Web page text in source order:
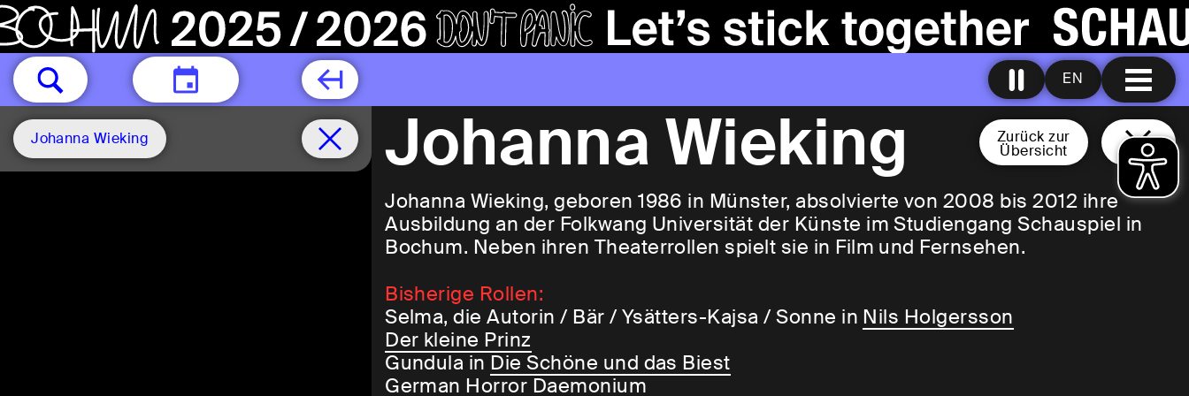
EN
HEUTE
Johanna Wieking Zurück zur
Übersicht
Johanna Wieking
Johanna Wieking, geboren 1986 in Münster, absolvierte von 2008 bis 2012 ihre
Ausbildung an der Folkwang Universität der Künste im Studiengang Schauspiel in
Bochum. Neben ihren Theaterrollen spielt sie in Film und Fernsehen.
Bisherige Rollen:
Selma, die Autorin / Bär / Ysätters-Kajsa / Sonne in Nils Holgersson
Der kleine Prinz
Gundula in Die Schöne und das Biest
German Horror Daemonium